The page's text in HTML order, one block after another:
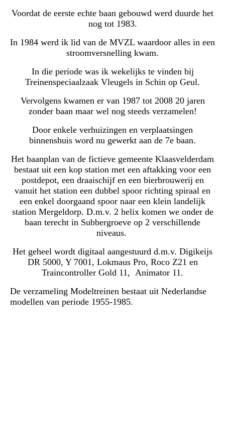
Voordat de eerste echte baan gebouwd werd duurde het
nog tot 1983.
In 1984 werd ik lid van de MVZL waardoor alles in een
stroomversnelling kwam.
In die periodewas ik wekelijks te vinden bij
Treinenspeciaalzaak Vleugels in Schin op Geul.
Vervolgens kwamen er van 1987 tot 2008 20 jaren
zonder baan maar wel nog steeds verzamelen!
Door enkele verhuizingen en verplaatsingen
binnenshuis word nu gewerkt aan de 7e baan.
Het baanplan van de fictieve gemeente Klaasvelderdam
bestaat uit een kop station met een aftakking voor een
postdepot, een draaischijf en een bierbrouwerij en
vanuit het station een dubbel spoor richting spiraal en
een enkel doorgaand spoor naar een klein landelijk
station Mergeldorp. D.m.v. 2 helix komen we onder de
baan terecht in Subbergroeve op 2 verschillende
niveaus.
Het geheel wordt digitaal aangestuurd d.m.v. Digikeijs
DR 5000, Y 7001, Lokmaus Pro, Roco Z21 en
Traincontroller Gold 11, Animator 11.
De verzameling Modeltreinen bestaat uit Nederlandse
modellen van periode 1955-1985.